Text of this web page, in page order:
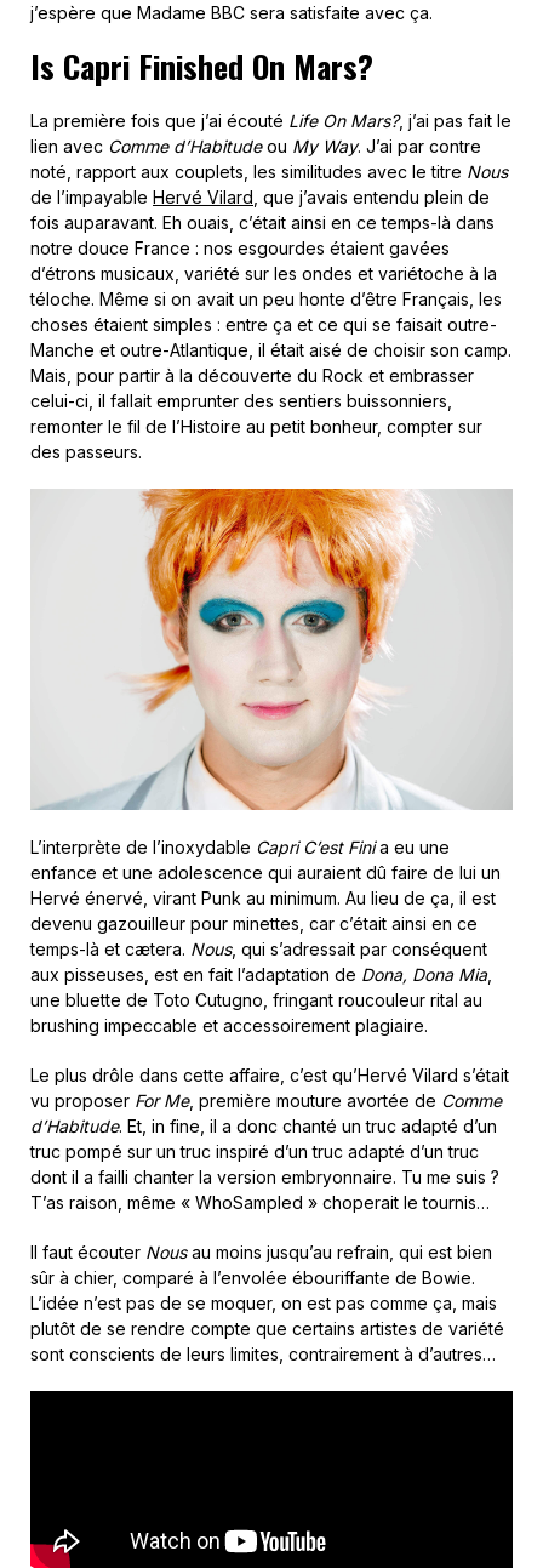
j’espère que Madame BBC sera satisfaite avec ça.
Is Capri Finished On Mars?
La première fois que j’ai écouté Life On Mars?, j’ai pas fait le
lien avec Comme d’Habitudeou My Way. J’ai par contre
noté, rapport aux couplets, les similitudes avec le titre Nous
de l’impayable Hervé Vilard , que j’avais entendu plein de
fois auparavant. Eh ouais, c’était ainsi en ce temps-là dans
notre douce France : nos esgourdes étaient gavées
d’étrons musicaux, variété sur les ondes et variétoche à la
téloche. Même si on avait un peu honte d’être Français, les
choses étaient simples : entre ça et ce qui se faisait outre-
Manche et outre-Atlantique, il était aisé de choisir son camp.
Mais, pour partir à la découverte du Rock et embrasser
celui-ci, il fallait emprunter des sentiers buissonniers,
remonter le fil de l’Histoire au petit bonheur, compter sur
des passeurs.
L’interprète de l’inoxydable Capri C’est Finia eu une
enfance et une adolescence qui auraient dû faire de lui un
Hervé énervé, virant Punk au minimum. Au lieu de ça, il est
devenu gazouilleur pour minettes, car c’était ainsi en ce
temps-là et cætera. Nous, qui s’adressait par conséquent
aux pisseuses, est en fait l’adaptation de Dona, Dona Mia,
une bluette de Toto Cutugno, fringant roucouleur rital au
brushing impeccable et accessoirement plagiaire.
Le plus drôle dans cette affaire, c’est qu’Hervé Vilard s’était
vu proposer For Me, première mouture avortée de Comme
d’Habitude. Et, in fine, il a donc chanté un truc adapté d’un
truc pompé sur un truc inspiré d’un truc adapté d’un truc
dont il a failli chanter la version embryonnaire. Tu me suis ?
T’as raison, même « WhoSampled » choperait le tournis…
Il faut écouter Nousau moins jusqu’au refrain, qui est bien
sûr à chier, comparé à l’envolée ébouriffante de Bowie.
L’idée n’est pas de se moquer, on est pas comme ça, mais
plutôt de se rendre compte que certains artistes de variété
sont conscients de leurs limites, contrairement à d’autres…